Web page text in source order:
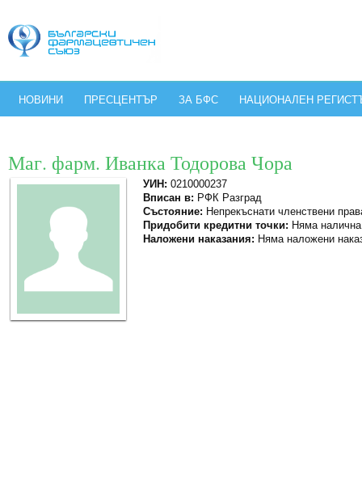
НОВИНИ ПРЕСЦЕНТЪР ЗА БФС НАЦИОНАЛЕН
Маг. фарм. Иванка Тодорова Чора
УИН: 0210000237
Вписан в: РФК Разград
Състояние: Непрекъснати членствени
Придобити кредитни точки: Няма
Наложени наказания: Няма наложени